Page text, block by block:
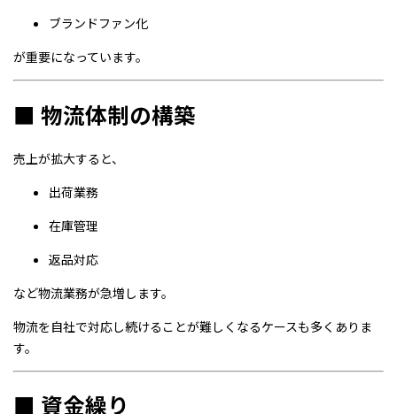
ブランドファン化
が重要になっています。
■ 物流体制の構築
売上が拡大すると、
出荷業務
在庫管理
返品対応
など物流業務が急増します。
物流を自社で対応し続けることが難しくなるケースも多くありま
す。
■ 資金繰り